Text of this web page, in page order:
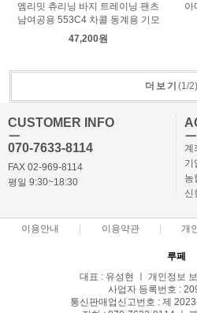
엠리밋 츄리닝 바지 트레이닝 팬츠
남여공용 553C4 차콜 동계용 기모
47,200원
아
더보기 (1/2)
CUSTOMER INFO
ㅡ
070-7633-8114
FAX 02-969-8114
평일 9:30~18:30
ㅡ
계
기
농
신
이용안내 이용약관 개
루페
대표 : 유성현 ㅣ 개인정보
사업자 등록번호 :
통신판매업신고번호 : 제